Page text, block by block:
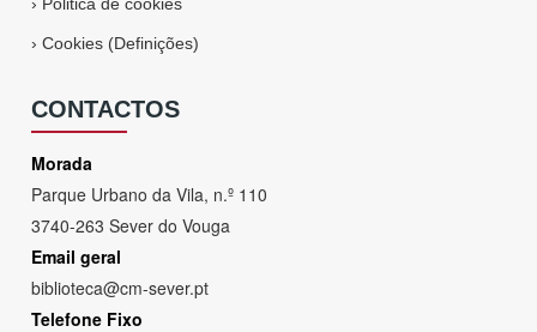
›Cookies (Definições)
CONTACTOS
Morada
Parque Urbano da Vila, n.º 110
3740-263 Sever do Vouga
Email geral
biblioteca@cm-sever.pt
Telefone Fixo